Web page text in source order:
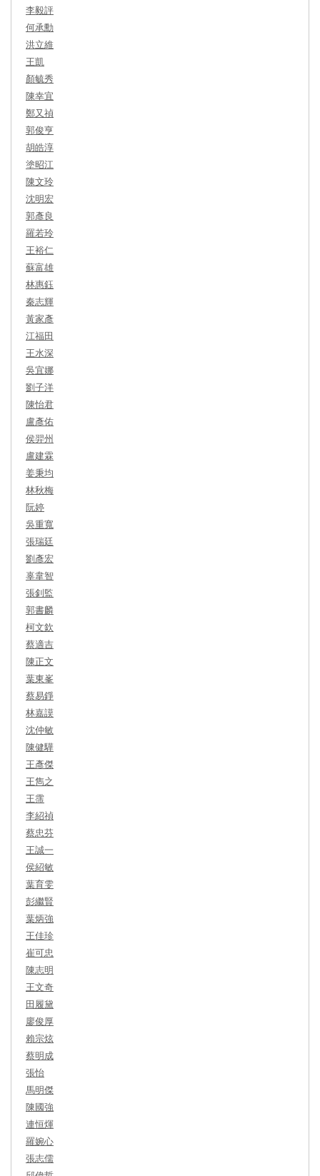
李毅評
何承勳
洪立維
王凱
顏毓秀
陳幸宜
鄭又禎
郭俊亨
胡皓淳
塗昭江
陳文玲
沈明宏
郭彥良
羅若玲
王裕仁
蘇富雄
林惠鈺
秦志輝
黃家彥
江福田
王水深
吳宜娜
劉子洋
陳怡君
盧彥佑
侯羿州
盧建霖
姜秉均
林秋梅
阮婷
吳重寬
張瑞廷
劉彥宏
辜韋智
張釗監
郭書麟
柯文欽
蔡適吉
陳正文
葉東峯
蔡易錚
林嘉謨
沈仲敏
陳健驊
王彥傑
王雋之
王霈
李紹禎
蔡忠芬
王誠一
侯紹敏
葉育雯
彭繼賢
葉炳強
王佳珍
崔可忠
陳志明
王文奇
田履黛
廖俊厚
賴宗炫
蔡明成
張怡
馬明傑
陳國強
連恒煇
羅婉心
張志儒